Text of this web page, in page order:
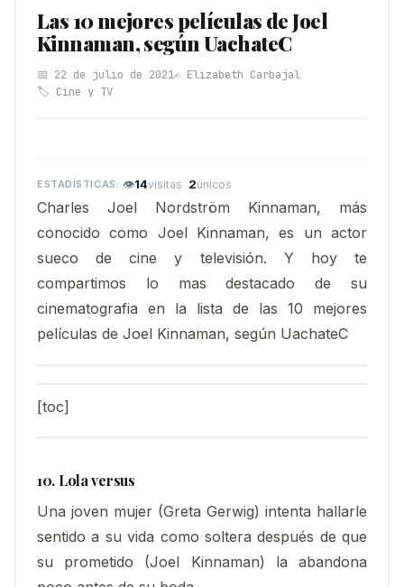
Las 10 mejores películas de Joel
Kinnaman, según UachateC
📅 22 de julio de 2021✍️ Elizabeth Carbajal
🏷️ Cine y TV
👁14visitas · 2únicos
Charles Joel Nordström Kinnaman, más
conocido como Joel Kinnaman, es un actor
sueco de cine y televisión.​ Y hoy te
compartimos lo mas destacado de su
cinematografia en la lista de las 10 mejores
películas de Joel Kinnaman, según UachateC
[toc]
10. Lola versus
Una joven mujer (Greta Gerwig) intenta hallarle
sentido a su vida como soltera después de que
su prometido (Joel Kinnaman) la abandona